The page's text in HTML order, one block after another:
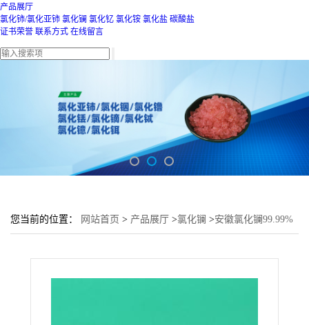
产品展厅
氯化铈/氯化亚铈 氯化镧 氯化钇 氯化铵 氯化盐 碳酸盐
证书荣誉 联系方式 在线留言
您当前的位置： 网站首页 > 产品展厅 >氯化镧 >安徽氯化镧99.99%